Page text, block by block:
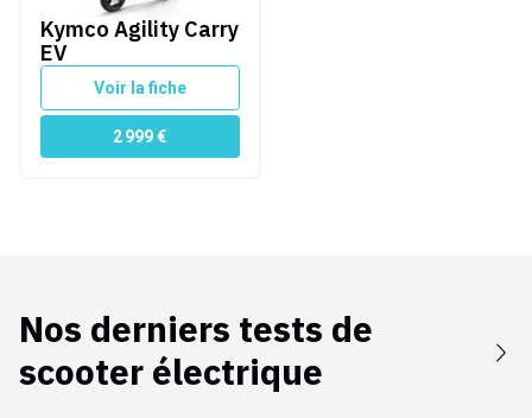
Kymco Agility Carry
EV
Voir la fiche
2 999€
Nos derniers tests de
scooter électrique